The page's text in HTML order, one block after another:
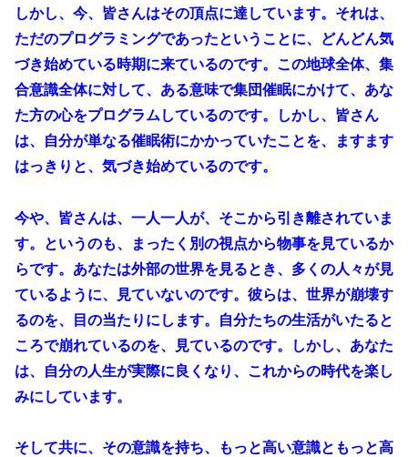
しかし、今、皆さんはその頂点に達しています。それは、
ただのプログラミングであったということに、どんどん気
づき始めている時期に来ているのです。この地球全体、集
合意識全体に対して、ある意味で集団催眠にかけて、あな
た方の心をプログラムしているのです。しかし、皆さん
は、自分が単なる催眠術にかかっていたことを、ますます
はっきりと、気づき始めているのです。
今や、皆さんは、一人一人が、そこから引き離されていま
す。というのも、まったく別の視点から物事を見ているか
らです。あなたは外部の世界を見るとき、多くの人々が見
ているように、見ていないのです。彼らは、世界が崩壊す
るのを、目の当たりにします。自分たちの生活がいたると
ころで崩れているのを、見ているのです。しかし、あなた
は、自分の人生が実際に良くなり、これからの時代を楽し
みにしています。
そして共に、その意識を持ち、もっと高い意識ともっと高